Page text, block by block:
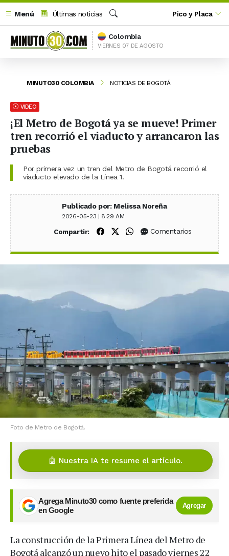
Menú
Últimas noticias
Buscar
Pico y Placa
Colombia
VIERNES 07 DE AGOSTO
MINUTO30 COLOMBIA NOTICIAS DE BOGOTÁ
VIDEO
¡El Metro de Bogotá ya se mueve! Primer
tren recorrió el viaducto y arrancaron las
pruebas
Por primera vez un tren del Metro de Bogotá recorrió el
viaducto elevado de la Línea 1.
Publicado por: Melissa Noreña
2026-05-23 | 8:29 AM
Compartir: Compartir en Facebook
Compartir en X (Twitter)
Compartir en WhatsApp
Comentarios
Foto de Metro de Bogotá.
🤖 Nuestra IA te resume el artículo.
Agrega Minuto30 como fuente preferida
en Google
Agregar
La construcción de la Primera Línea del Metro de
Bogotá alcanzó un nuevo hito el pasado viernes 22